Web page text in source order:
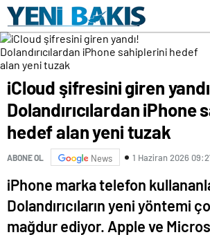
iCloud şifresini giren
Dolandırıcılardan iPhone
hedef alan yeni tuzak
ABONE OL News 1 Haziran 2026
iPhone marka telefon
Dolandırıcıların yeni yöntemi
mağdur ediyor. Apple ve